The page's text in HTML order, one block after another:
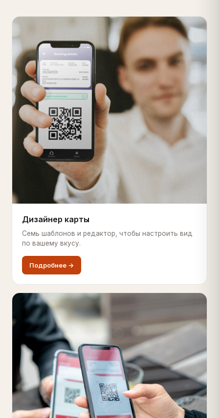
Дизайнер карты
Семь шаблонов и редактор, чтобы настроить вид
по вашему вкусу.
Подробнее →